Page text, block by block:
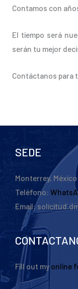
Contamos con
El tiempo será
serán tu mejor
Contáctanos para
SEDE
Monterrey, México
Teléfono:
Email:
Fill out my online